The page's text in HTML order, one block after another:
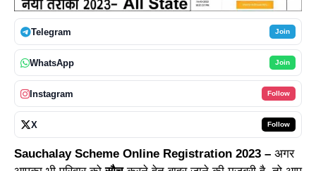
Telegram Join
WhatsApp Join
Instagram Follow
X Follow
Sauchalay Scheme Online Registration 2023 – अगर